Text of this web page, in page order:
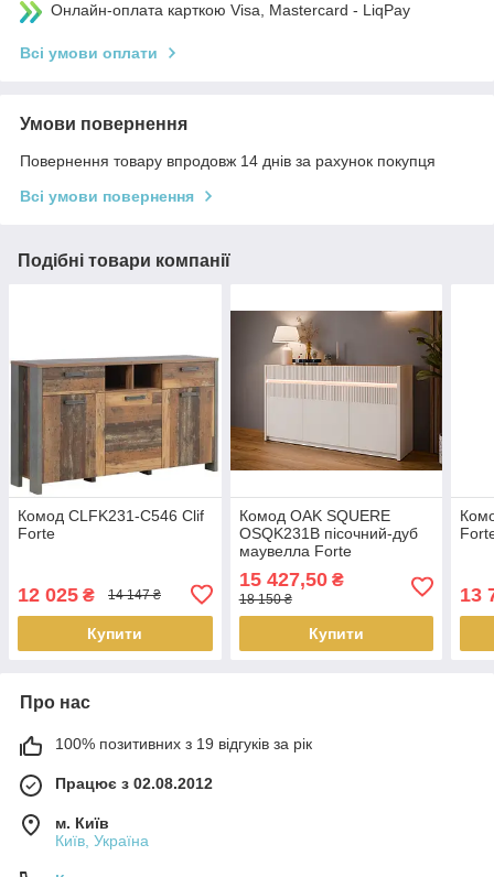
Онлайн-оплата карткою Visa, Mastercard - LiqPay
Всі умови оплати
Умови повернення
Повернення товару впродовж 14 днів за рахунок покупця
Всі умови повернення
Подібні товари компанії
Комод CLFK231-C546 Clif
Forte
12 025 ₴ 14 147 ₴
Купити
Комод OAK SQUERE
OSQK231B пісочний-дуб
маувелла Forte
15 427,50₴
18 150 ₴
Купити
13
Про нас
100% позитивних з 19 відгуків за рік
Працює з 02.08.2012
м. Київ
Київ, Україна